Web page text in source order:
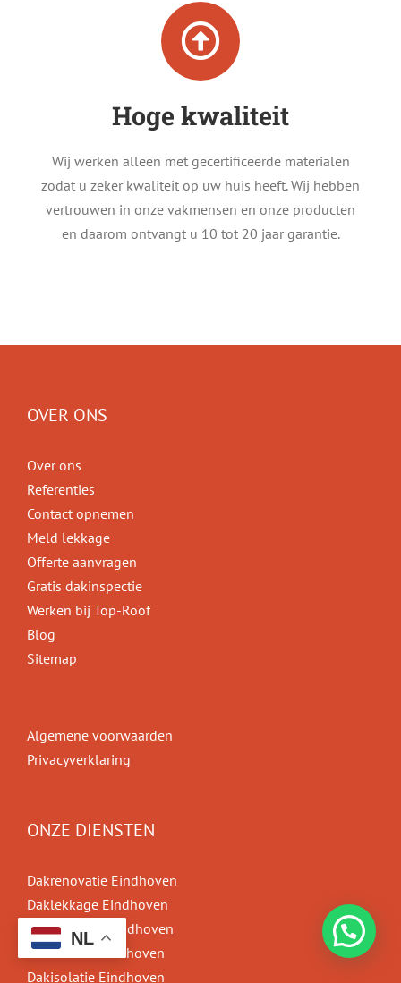
Hoge kwaliteit
Wij werken alleen met gecertificeerde materialen
zodat u zeker kwaliteit op uw huis heeft. Wij hebben
vertrouwen in onze vakmensen en onze producten
en daarom ontvangt u 10 tot 20 jaar garantie.
OVER ONS
Over ons
Referenties
Contact opnemen
Meld lekkage
Offerte aanvragen
Gratis dakinspectie
Werken bij Top-Roof
Blog
Sitemap
Algemene voorwaarden
Privacyverklaring
ONZE DIENSTEN
Dakrenovatie Eindhoven
Daklekkage Eindhoven
Dakreparatie Eindhoven
Dakwerken Eindhoven
Dakisolatie Eindhoven
NL